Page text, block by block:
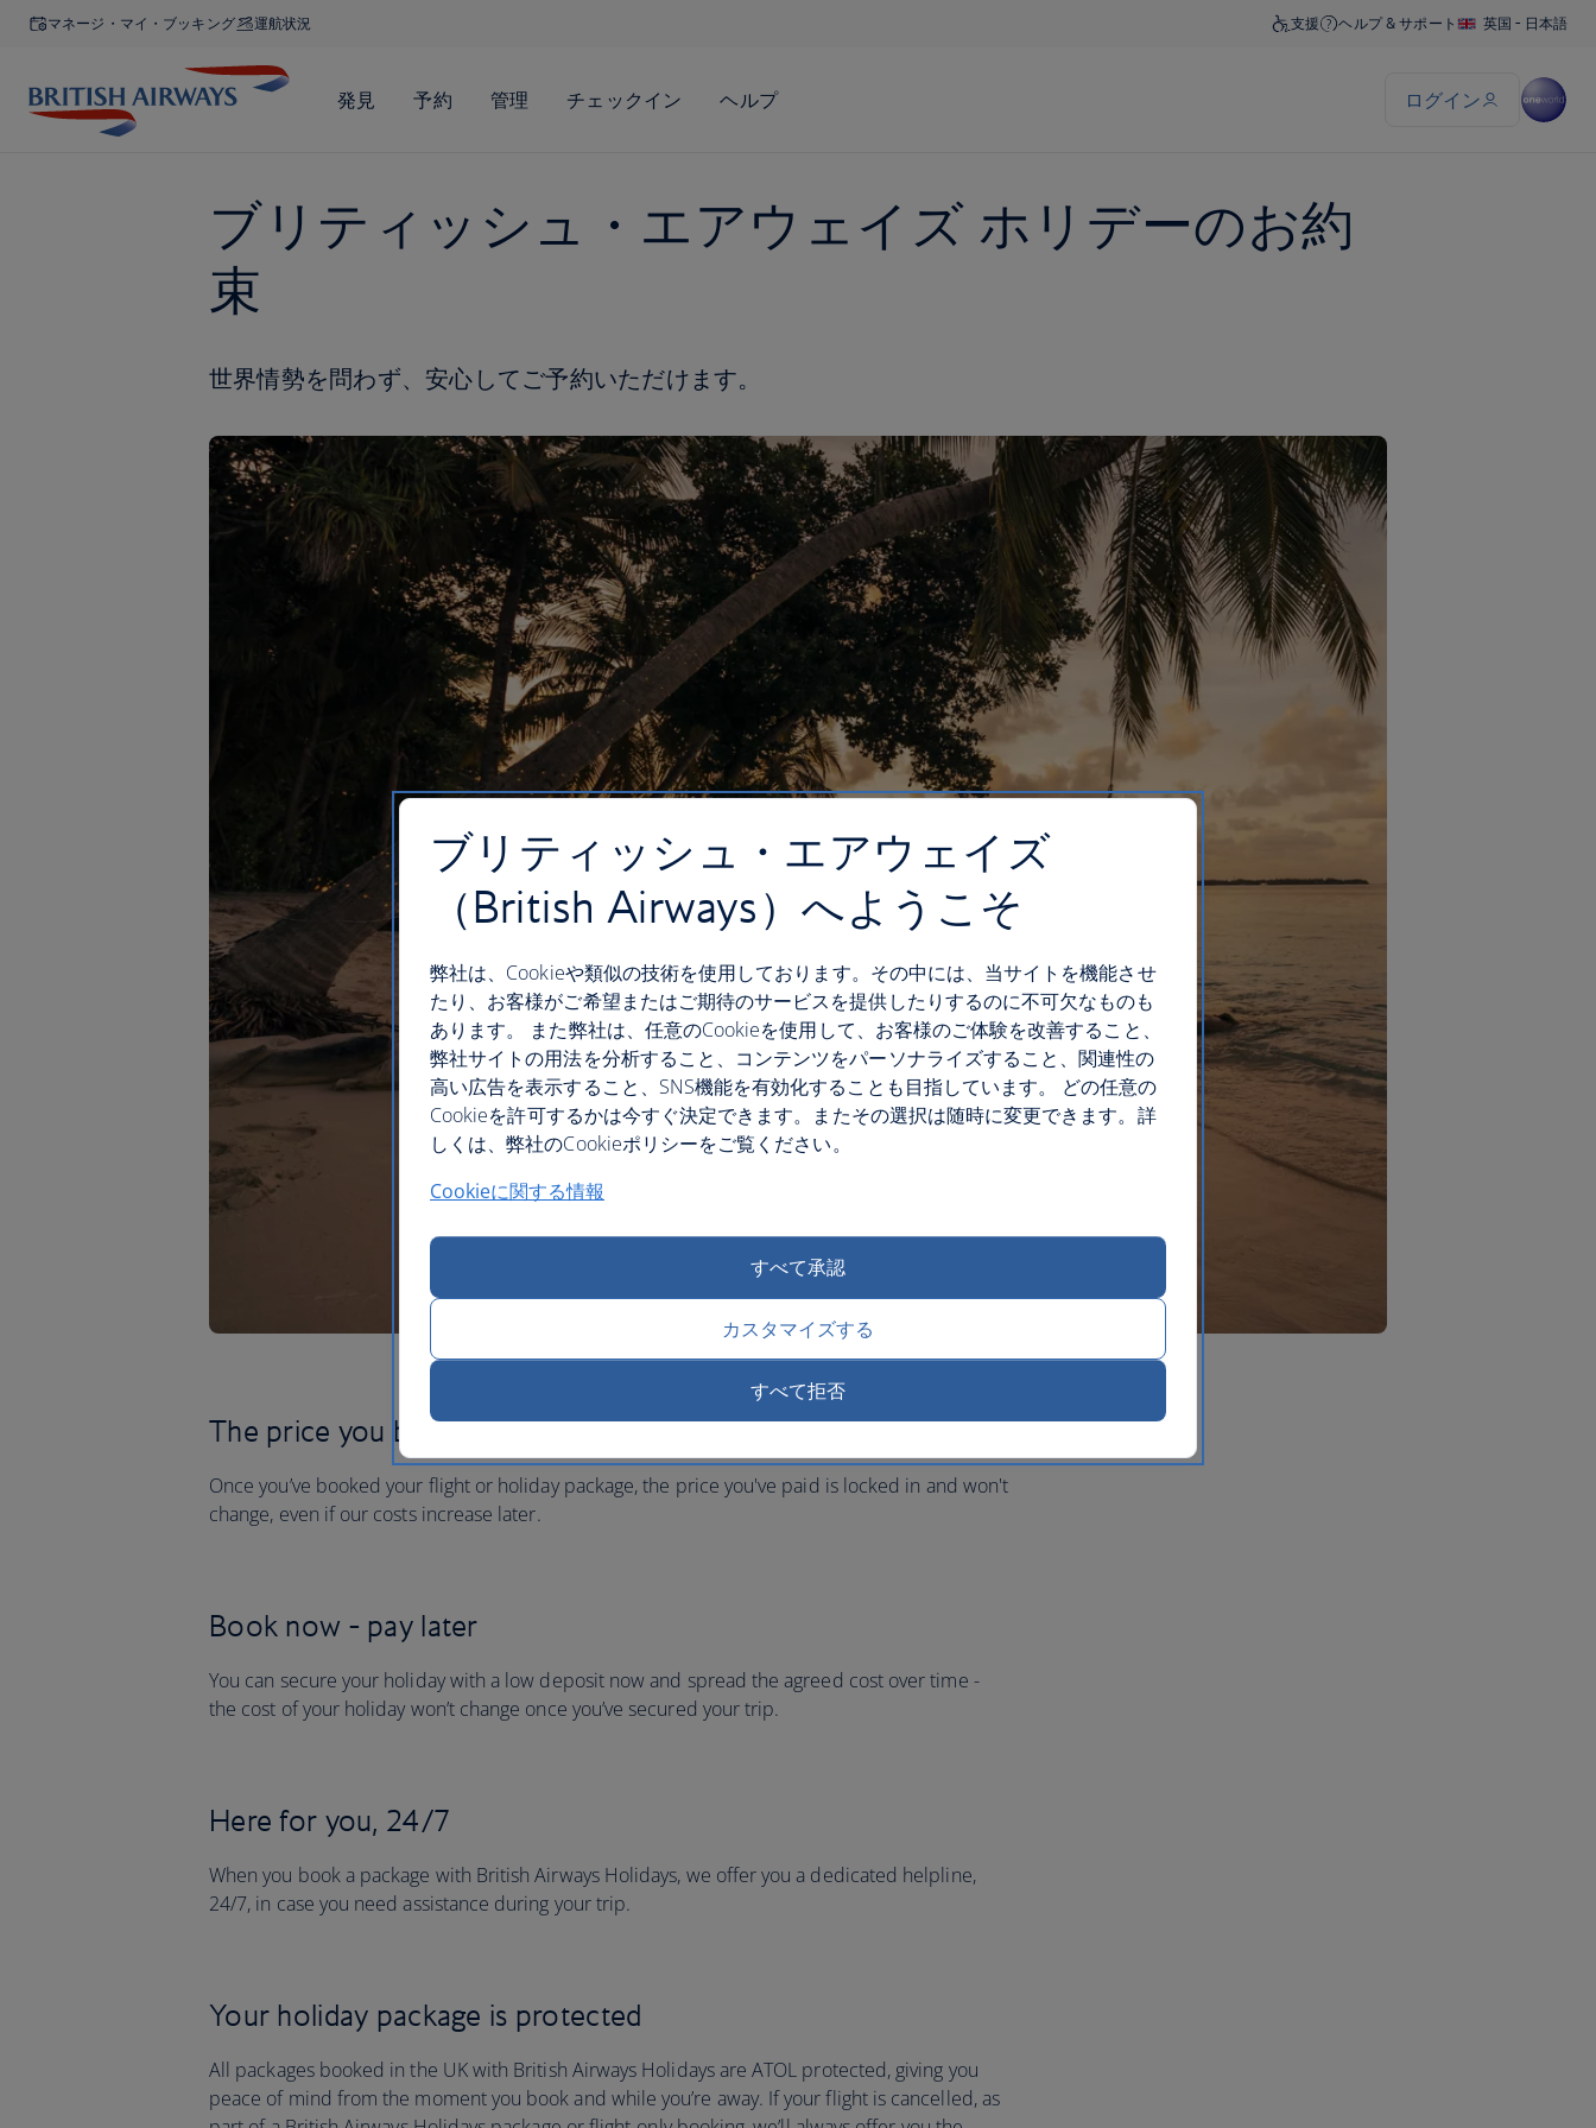
マネージ・マイ・ブッキング 運航状況
ブリティッシュ・エアウェイズ ホリデーのお約
束
世界情勢を問わず、安心してご予約いただけます。
The price you book is the price you pay
Once you’ve booked your flight or holiday package, the price you've paid is locked in and won't
change, even if our costs increase later.
Book now - pay later
You can secure your holiday with a low deposit now and spread the agreed cost over time -
the cost of your holiday won’t change once you’ve secured your trip.
Here for you, 24/7
When you book a package with British Airways Holidays, we offer you a dedicated helpline,
24/7, in case you need assistance during your trip.
Your holiday package is protected
All packages booked in the UK with British Airways Holidays are ATOL protected, giving you
peace of mind from the moment you book and while you’re away. If your flight is cancelled, as
ブリティッシュ・エアウェイズ
（British Airways）へようこそ
弊社は、Cookieや類似の技術を使用しております。その中には、当サイトを機能させ
たり、お客様がご希望またはご期待のサービスを提供したりするのに不可欠なものも
あります。 また弊社は、任意のCookieを使用して、お客様のご体験を改善すること、
弊社サイトの用法を分析すること、コンテンツをパーソナライズすること、関連性の
高い広告を表示すること、SNS機能を有効化することも目指しています。 どの任意の
Cookieを許可するかは今すぐ決定できます。またその選択は随時に変更できます。詳
しくは、弊社のCookieポリシーをご覧ください。
Cookieに関する情報
すべて承認
カスタマイズする
すべて拒否